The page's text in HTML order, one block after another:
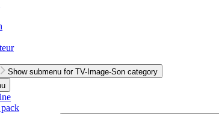
Show submenu for TV-Image-Son category